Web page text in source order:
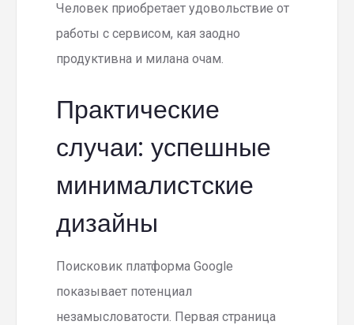
Человек приобретает удовольствие от
работы с сервисом, кая заодно
продуктивна и милана очам.
Практические
случаи: успешные
минималистские
дизайны
Поисковик платформа Google
показывает потенциал
незамысловатости. Первая страница